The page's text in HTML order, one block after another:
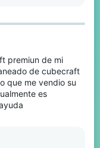
premiun de mi
de cubecraft
que me vendio su
es